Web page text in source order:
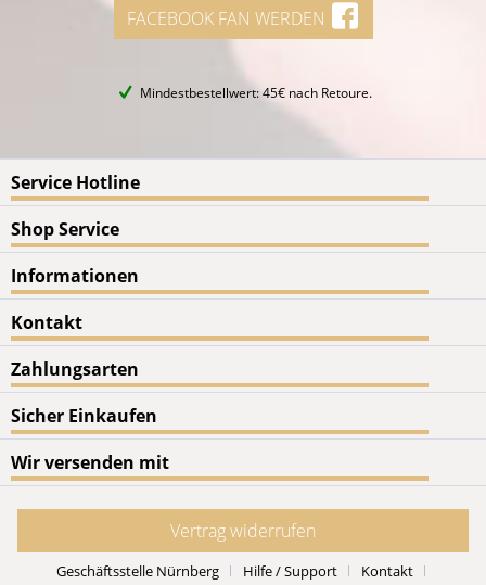
FACEBOOK FAN WERDEN
Mindestbestellwert: 45€ nach Retoure.
Service Hotline
Shop Service
Informationen
Kontakt
Zahlungsarten
Sicher Einkaufen
Wir versenden mit
Vertrag widerrufen
Geschäftsstelle Nürnberg Hilfe / Support Kontakt